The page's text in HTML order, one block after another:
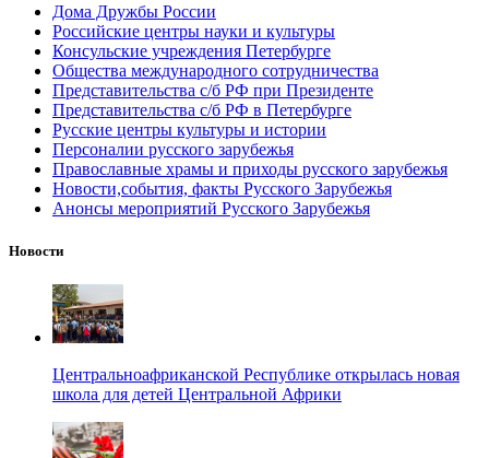
Дома Дружбы России
Российские центры науки и культуры
Консульские учреждения Петербурге
Общества международного сотрудничества
Представительства с/б РФ при Президенте
Представительства с/б РФ в Петербурге
Русские центры культуры и истории
Персоналии русского зарубежья
Православные храмы и приходы русского зарубежья
Новости,события, факты Русского Зарубежья
Анонсы мероприятий Русского Зарубежья
Новости
Центральноафриканской Республике открылась новая
школа для детей Центральной Африки